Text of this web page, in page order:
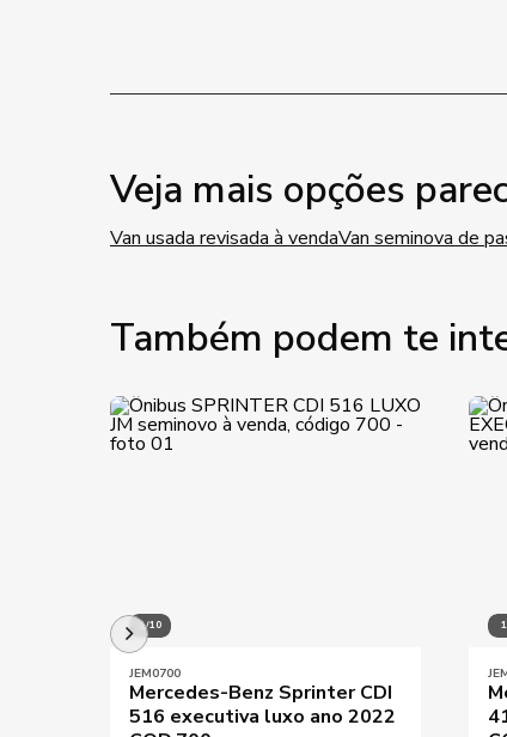
Veja mais opções
Van usada revisada à vendaVan seminova de
Também podem te
1/10
JEM0700
Mercedes-Benz Sprinter CDI
516 executiva luxo ano 2022